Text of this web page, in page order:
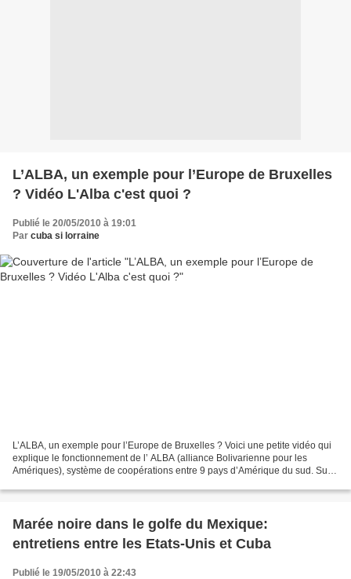
L’ALBA, un exemple pour l’Europe de Bruxelles
? Vidéo L'Alba c'est quoi ?
Publié le 20/05/2010 à 19:01
Par cuba si lorraine
L’ALBA, un exemple pour l’Europe de Bruxelles ? Voici une petite vidéo qui
explique le fonctionnement de l’ ALBA (alliance Bolivarienne pour les
Amériques), système de coopérations entre 9 pays d’Amérique du sud. Sur
Marée noire dans le golfe du Mexique:
entretiens entre les Etats-Unis et Cuba
Publié le 19/05/2010 à 22:43